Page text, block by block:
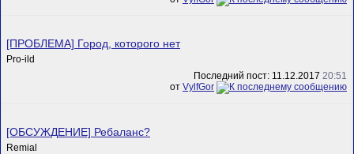
[ПРОБЛЕМА] Город, которого нет
Pro-ild
Последний пост: 11.12.2017 20:51
от VylfGor
[ОБСУЖДЕНИЕ] Ребаланс?
Remial